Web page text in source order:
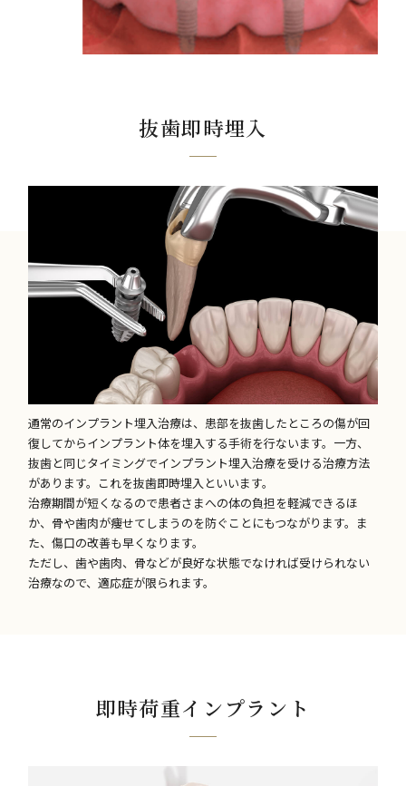
抜歯即時埋入
通常のインプラント埋入治療は、患部を抜歯したところの傷が回
復してからインプラント体を埋入する手術を行ないます。一方、
抜歯と同じタイミングでインプラント埋入治療を受ける治療方法
があります。これを抜歯即時埋入といいます。
治療期間が短くなるので患者さまへの体の負担を軽減できるほ
か、骨や歯肉が痩せてしまうのを防ぐことにもつながります。ま
た、傷口の改善も早くなります。
ただし、歯や歯肉、骨などが良好な状態でなければ受けられない
治療なので、適応症が限られます。
即時荷重インプラント